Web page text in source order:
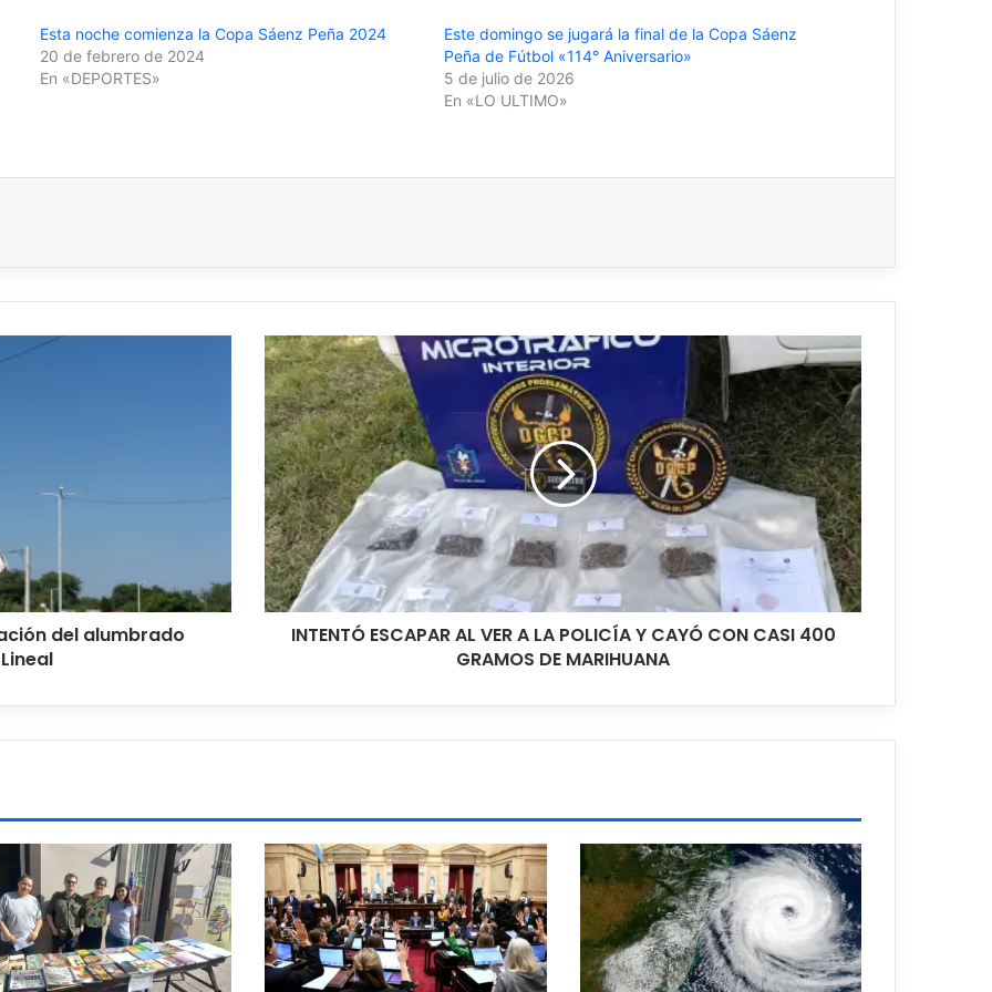
Esta noche comienza la Copa Sáenz Peña 2024
20 de febrero de 2024
En «DEPORTES»
Este domingo se jugará la final de la Copa Sáenz
Peña de Fútbol «114° Aniversario»
5 de julio de 2026
En «LO ULTIMO»
del alumbrado
INTENTÓ
ESCAPAR
AL
VER
A
LA
POLICÍA
Y
CAYÓ
CON
CASI
400
INTENTÓ ESCAPAR AL VER A LA POLICÍA Y CAYÓ CON CASI 400
GRAMOS DE MARIHUANA